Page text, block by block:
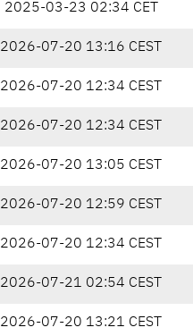
2025-03-23 02:34 CET
2026-07-20 13:16 CEST
2026-07-20 12:34 CEST
2026-07-20 12:34 CEST
2026-07-20 13:05 CEST
2026-07-20 12:59 CEST
2026-07-20 12:34 CEST
2026-07-21 02:54 CEST
2026-07-20 13:21 CEST